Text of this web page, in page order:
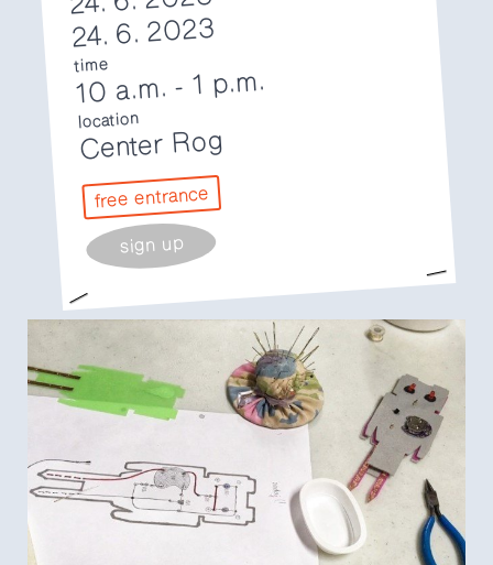
24. 6. 2023
time
10 a.m.-1 p.m.
location
Center Rog
free entrance
sign up